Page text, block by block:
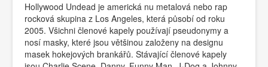
Hollywood Undead je americká nu metalová nebo rap
rocková skupina z Los Angeles, která působí od roku
2005. Všichni členové kapely používají pseudonymy a
nosí masky, které jsou většinou založeny na designu
masek hokejových brankářů. Stávající členové kapely